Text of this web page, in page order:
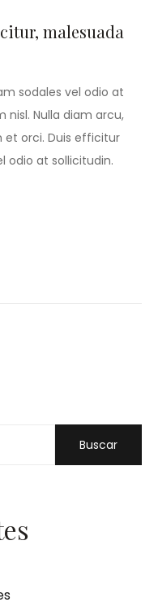
Buscar
malesuada
sodales vel odio at
nisl. Nulla diam arcu,
et orci. Duis efficitur
odio at sollicitudin.